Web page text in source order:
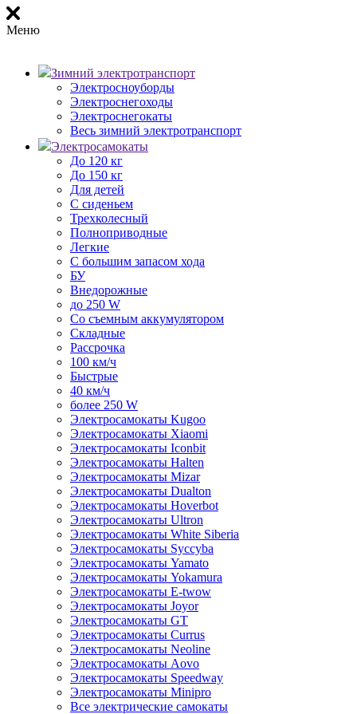
Меню
Зимний электротранспорт
Электросноуборды
Электроснегоходы
Электроснегокаты
Весь зимний электротранспорт
Электросамокаты
До 120 кг
До 150 кг
Для детей
С сиденьем
Трехколесный
Полноприводные
Легкие
С большим запасом хода
БУ
Внедорожные
до 250 W
Со съемным аккумулятором
Складные
Рассрочка
100 км/ч
Быстрые
40 км/ч
более 250 W
Электросамокаты Kugoo
Электросамокаты Xiaomi
Электросамокаты Iconbit
Электросамокаты Halten
Электросамокаты Mizar
Электросамокаты Dualton
Электросамокаты Hoverbot
Электросамокаты Ultron
Электросамокаты White Siberia
Электросамокаты Syccyba
Электросамокаты Yamato
Электросамокаты Yokamura
Электросамокаты E-twow
Электросамокаты Joyor
Электросамокаты GT
Электросамокаты Currus
Электросамокаты Neoline
Электросамокаты Aovo
Электросамокаты Speedway
Электросамокаты Minipro
Все электрические самокаты